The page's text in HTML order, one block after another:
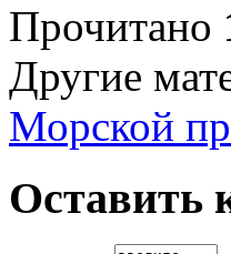
Прочитано
Другие
Морской
Оставить